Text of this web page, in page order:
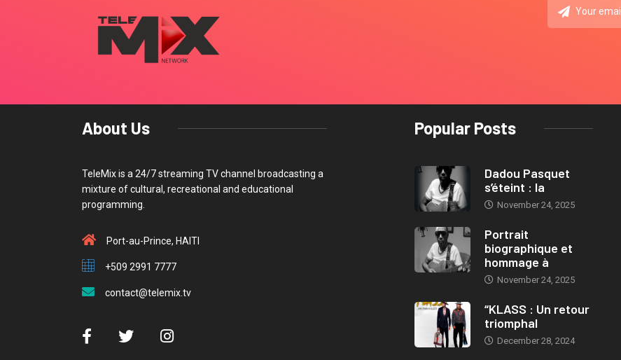
About Us
TeleMix is a 24/7 streaming TV channel broadcasting a
mixture of cultural, recreational and educational
programming.
Port-au-Prince, HAITI
+509 2991 7777
contact@telemix.tv
Popular Posts
Dadou Pasquet
s’éteint : la
November 24, 2025
Portrait
biographique et
hommage à
November 24, 2025
“KLASS : Un retour
triomphal
December 28, 2024